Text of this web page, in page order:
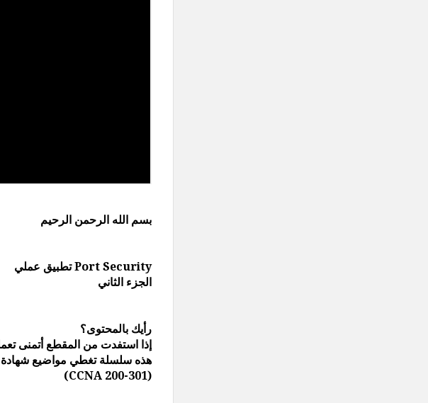
بسم الله الرحمن الرحيم
تطبيق عملي Port Security
الجزء الثاني
رأيك بالمحتوى؟
إذا استفدت من المقطع أتمنى
هذه سلسلة تغطي مواضيع شهادة
(CCNA 200-301)